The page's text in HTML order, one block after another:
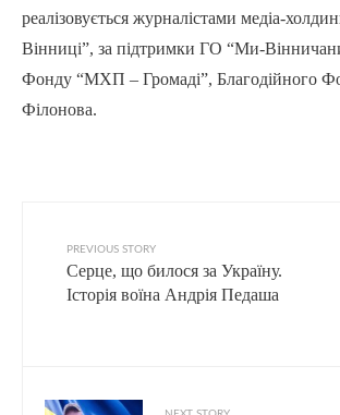
реалізовується журналістами медіа-
Вінниці”, за підтримки ГО “Ми-
Фонду “МХП – Громаді”, Благодійного
Філонова.
PREVIOUS STORY
Серце, що билося за Україну.
Історія воїна Андрія Педаша